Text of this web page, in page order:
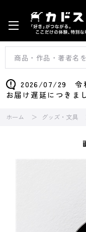
2026/07/29 令
お届け遅延につきま
ホーム グッズ・文具